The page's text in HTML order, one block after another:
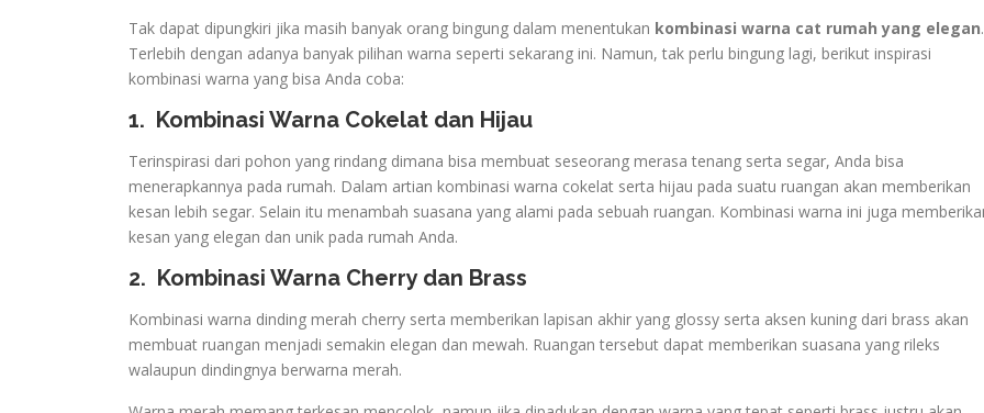
Tak dapat dipungkiri jika masih banyak orang bingung dalam menentukan kombinasi warna cat rumah yang elegan.
Terlebih dengan adanya banyak pilihan warna seperti sekarang ini. Namun, tak perlu bingung lagi, berikut inspirasi
kombinasi warna yang bisa Anda coba:
1. Kombinasi Warna Cokelat dan Hijau
Terinspirasi dari pohon yang rindang dimana bisa membuat seseorang merasa tenang serta segar, Anda bisa
menerapkannya pada rumah. Dalam artian kombinasi warna cokelat serta hijau pada suatu ruangan akan memberikan
kesan lebih segar. Selain itu menambah suasana yang alami pada sebuah ruangan. Kombinasi warna ini juga
kesan yang elegan dan unik pada rumah Anda.
2. Kombinasi Warna Cherry dan Brass
Kombinasi warna dinding merah cherry serta memberikan lapisan akhir yang glossy serta aksen kuning dari brass akan
membuat ruangan menjadi semakin elegan dan mewah. Ruangan tersebut dapat memberikan suasana yang rileks
walaupun dindingnya berwarna merah.